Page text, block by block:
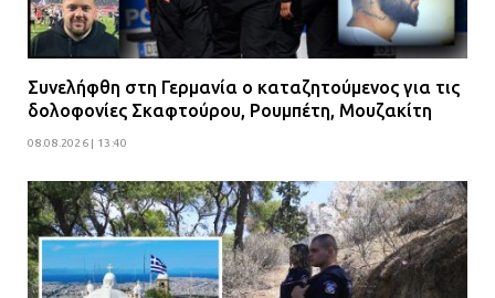
Συνελήφθη στη Γερμανία ο καταζητούμενος για τις
δολοφονίες Σκαφτούρου, Ρουμπέτη, Μουζακίτη
08.08.2026 | 13:40